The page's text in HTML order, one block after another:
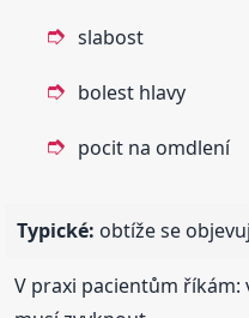
slabost
bolest hlavy
pocit na omdlení
Typické: obtíže se
V praxi pacientům říkám: